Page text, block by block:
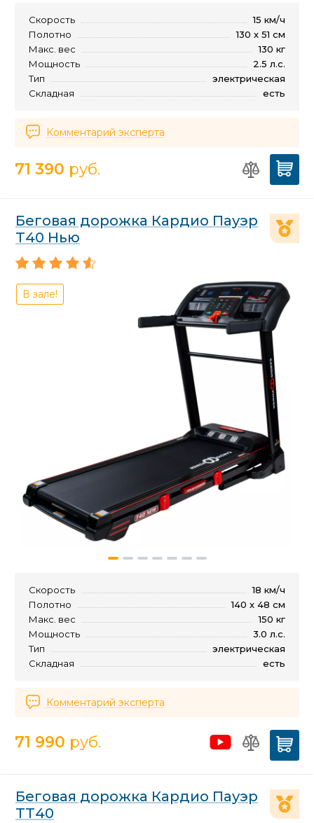
Скорость
15 км/ч
Полотно
130 х 51 см
Макс. вес
130 кг
Мощность
2.5 л.с.
Тип
электрическая
Складная
есть
Комментарий эксперта
71 390 руб.
Беговая дорожка Кардио Пауэр
Т40 Нью
В зале!
Скорость
18 км/ч
Полотно
140 х 48 см
Макс. вес
150 кг
Мощность
3.0 л.с.
Тип
электрическая
Складная
есть
Комментарий эксперта
71 990 руб.
Беговая дорожка Кардио Пауэр
ТТ40